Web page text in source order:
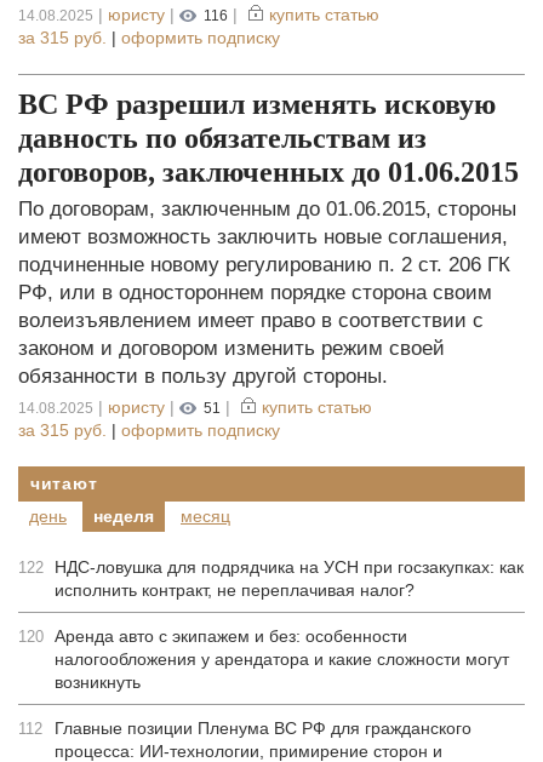
14.08.2025 | юристу | 116 |
купить статью
за 315 руб. | оформить подписку
ВС РФ разрешил изменять исковую
давность по обязательствам из
договоров, заключенных до 01.06.2015
По договорам, заключенным до 01.06.2015, стороны
имеют возможность заключить новые соглашения,
подчиненные новому регулированию п. 2 ст. 206 ГК
РФ, или в одностороннем порядке сторона своим
волеизъявлением имеет право в соответствии с
законом и договором изменить режим своей
обязанности в пользу другой стороны.
14.08.2025 | юристу | 51 |
купить статью
за 315 руб. | оформить подписку
читают
день
неделя месяц
122
НДС-ловушка для подрядчика на УСН при госзакупках: как
исполнить контракт, не переплачивая налог?
120 Аренда авто с экипажем и без: особенности
налогообложения у арендатора и какие сложности могут
возникнуть
112
Главные позиции Пленума ВС РФ для гражданского
процесса: ИИ-технологии, примирение сторон и